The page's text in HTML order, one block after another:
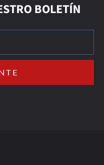
BOLETÍN